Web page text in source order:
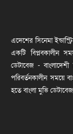
এদেশের সিনেমা
একটি বিপ্লবকালীন
ডেটাবেজ - বাংলাদেশী
পরিবর্তনকালীন সময়ে
হতে বাংলা মুভি